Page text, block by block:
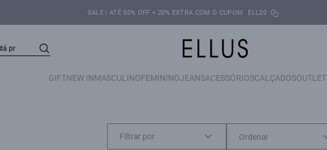
SALE | ATÉ 50% OFF + 20% EXTRA COM O CUPOM ELL20
GIFTNEW INMASCULINOFEMININOJEANSACESSÓRIOSCALÇADOSOUTLET
Filtrar por